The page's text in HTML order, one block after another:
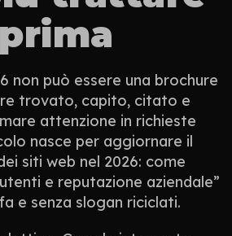
non può essere una brochure
trovato, capito, citato e
attenzione in richieste
nasce per aggiornare il
siti web nel 2026: come
e reputazione aziendale”
e senza slogan riciclati.